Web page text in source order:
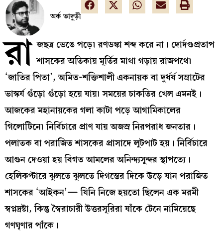
অর্ক ভাদুড়ী
রা জছত্র ভেঙে পড়ে৷ রণডঙ্কা শব্দ করে না। দোর্দণ্ডপ্রতাপ
শাসকের অতিকায় মূর্তির মাথা গড়ায় রাজপথে৷
‘জাতির পিতা’, অমিত-শক্তিশালী একনায়ক বা দুর্ধর্ষ সম্রাটের
ভাস্কর্য গুঁড়ো গুঁড়ো হয়ে যায়৷ সময়ের চাকতির খেল এমনই।
আজকের মহানায়কের গলা কাটা পড়ে আগামিকালের
গিলোটিনে৷ নির্বিচারে প্রাণ যায় অজস্র নিরপরাধ জনতার।
পলাতক বা পরাজিত শাসকের প্রাসাদে লুটপাট হয়। নির্বিচারে
আগুন দেওয়া হয় বিগত আমলের অনিন্দ্যসুন্দর স্থাপত্যে।
হেলিকপ্টারে ঝুলতে ঝুলতে দিগন্তের দিকে উড়ে যান পরাজিত
শাসকের ‘আইকন’— যিনি নিজে হয়তো ছিলেন এক মরমী
স্বপ্নদ্রষ্টা, কিন্তু স্বৈরাচারী উত্তরসূরিরা যাঁকে টেনে নামিয়েছে
গণঘৃণার পাঁকে।